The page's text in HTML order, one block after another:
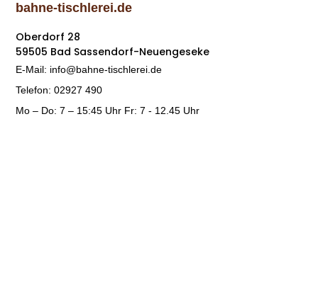
bahne-tischlerei.de
Oberdorf 28
59505 Bad Sassendorf-Neuengeseke
E-Mail: info@bahne-tischlerei.de
Telefon: 02927 490
Mo – Do: 7 – 15:45 Uhr Fr: 7 - 12.45 Uhr